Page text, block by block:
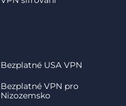
Bezplatné USA VPN
Bezplatné VPN pro
Nizozemsko